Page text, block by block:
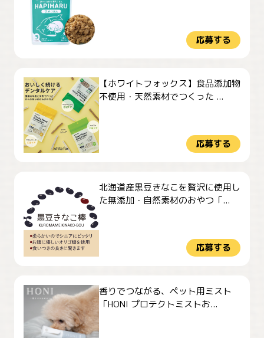
応募する
【ホワイトフォックス】食品添加物
不使用・天然素材でつくった ...
応募する
北海道産黒豆きなこを贅沢に使用し
た無添加・自然素材のおやつ「...
応募する
香りでつながる、ペット用ミスト
「HONI プロテクトミストお...